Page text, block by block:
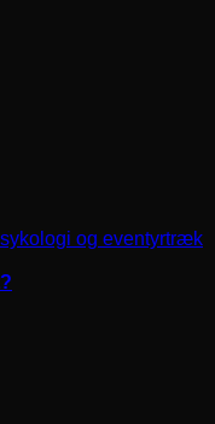
og eventyrtræk